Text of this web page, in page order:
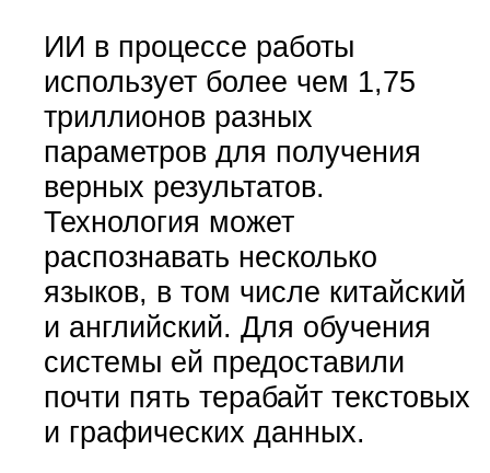
ИИ в процессе работы
использует более чем 1,75
триллионов разных
параметров для получения
верных результатов.
Технология может
распознавать несколько
языков, в том числе китайский
и английский. Для обучения
системы ей предоставили
почти пять терабайт текстовых
и графических данных.